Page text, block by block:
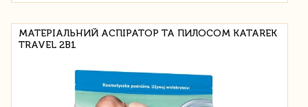
МАТЕРІАЛЬНИЙ АСПІРАТОР ТА ПИЛОСОМ KATAREK
TRAVEL 2В1